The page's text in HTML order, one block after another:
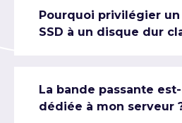
Pourquoi privilégier
SSD à un disque dur
La bande passante
dédiée à mon serveur